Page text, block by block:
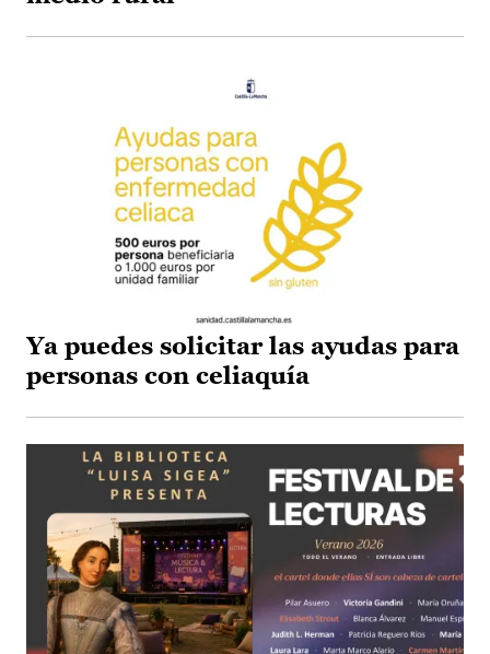
Ya puedes solicitar las ayudas para
personas con celiaquía